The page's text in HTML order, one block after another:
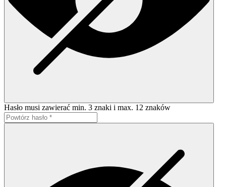
Hasło musi zawierać min. 3 znaki i max. 12 znaków